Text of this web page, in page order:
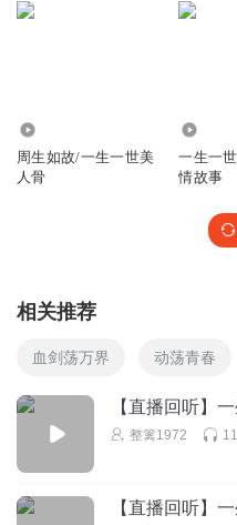
喵喵_23
周生辰这都可以原谅自
回复 2025-03-04
红酒之味
周生如故/一生一世美
人骨
一生一
情故事
相关推荐
血剑荡万界 动荡青春
【直播回听】
整篱1972
【直播回听】